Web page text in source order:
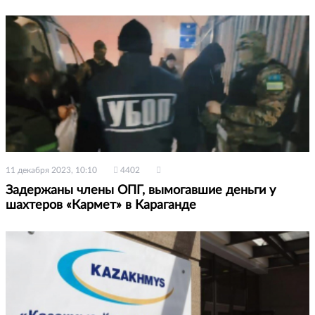
11 декабря 2023, 10:10 4402
Задержаны члены ОПГ, вымогавшие деньги у
шахтеров «Кармет» в Караганде